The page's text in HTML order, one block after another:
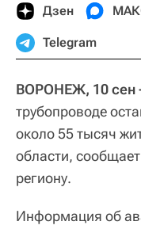
Дзен
Telegram
ВОРОНЕЖ, 10 сен
трубопроводе
около 55 тысяч
области,
региону.
Информация об